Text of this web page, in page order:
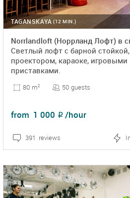
(12 MIN.)
TAGANSKAYA
Светлый лофт с барной стойкой,
проектором, караоке, игровыми
приставками.
80 m2 50 guests
from 1 000 ₽ /hour
391 reviews